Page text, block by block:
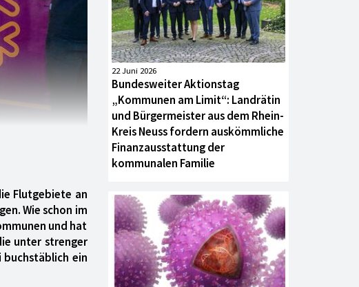
Flutgebiete an
Wie schon im
und hat
unter strenger
buchstäblich ein
22 Juni 2026
Bundesweiter Aktionstag
„Kommunen am Limit“: Landrätin
und Bürgermeister aus dem Rhein-
Kreis Neuss fordern auskömmliche
Finanzausstattung der
kommunalen Familie